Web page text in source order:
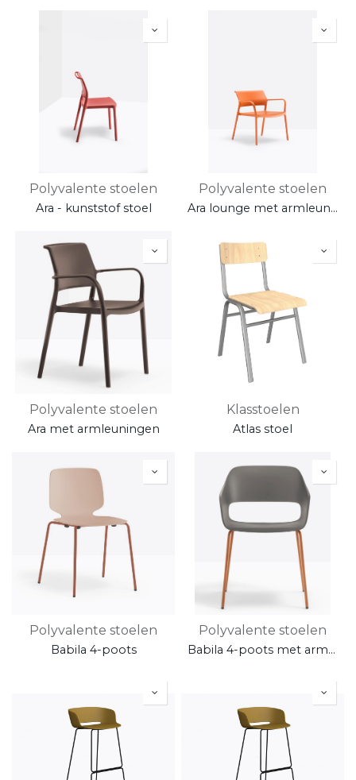
Polyvalente stoelen
Ara - kunststof stoel
Polyvalente stoelen
Ara lounge met armleuningen
Polyvalente stoelen
Ara met armleuningen
Klasstoelen
Atlas stoel
Polyvalente stoelen
Babila 4-poots
Polyvalente stoelen
Babila 4-poots met armleuningen